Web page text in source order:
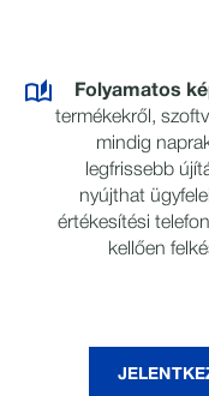
Folyamatos
termékekről,
mindig
legfrissebb
nyújthat
értékesítési
kellően